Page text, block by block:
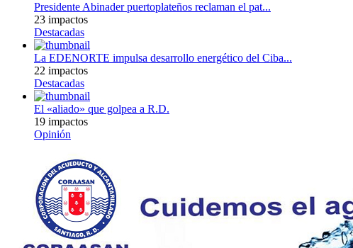
Presidente Abinader puertoplateños reclaman el pat...
23 impactos
Destacadas
La EDENORTE impulsa desarrollo energético del Ciba...
22 impactos
Destacadas
El «aliado» que golpea a R.D.
19 impactos
Opinión